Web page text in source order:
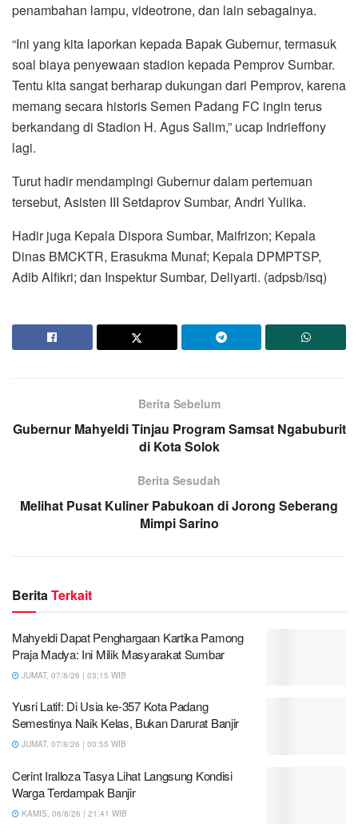
penambahan lampu, videotrone, dan lain sebagainya.
“Ini yang kita laporkan kepada Bapak Gubernur, termasuk
soal biaya penyewaan stadion kepada Pemprov Sumbar.
Tentu kita sangat berharap dukungan dari Pemprov, karena
memang secara historis Semen Padang FC ingin terus
berkandang di Stadion H. Agus Salim,” ucap Indrieffony
lagi.
Turut hadir mendampingi Gubernur dalam pertemuan
tersebut, Asisten III Setdaprov Sumbar, Andri Yulika.
Hadir juga Kepala Dispora Sumbar, Maifrizon; Kepala
Dinas BMCKTR, Erasukma Munaf; Kepala DPMPTSP,
Adib Alfikri; dan Inspektur Sumbar, Deliyarti. (adpsb/isq)
Berita Sebelum
Gubernur Mahyeldi Tinjau Program Samsat Ngabuburit
di Kota Solok
Berita Sesudah
Melihat Pusat Kuliner Pabukoan di Jorong Seberang
Mimpi Sarino
BeritaTerkait
Mahyeldi Dapat Penghargaan Kartika Pamong
Praja Madya: Ini Milik Masyarakat Sumbar
JUMAT, 07/8/26 | 03:15 WIB
Yusri Latif: Di Usia ke-357 Kota Padang
Semestinya Naik Kelas, Bukan Darurat Banjir
JUMAT, 07/8/26 | 00:55 WIB
Cerint Iralloza Tasya Lihat Langsung Kondisi
Warga Terdampak Banjir
KAMIS, 06/8/26 | 21:41 WIB